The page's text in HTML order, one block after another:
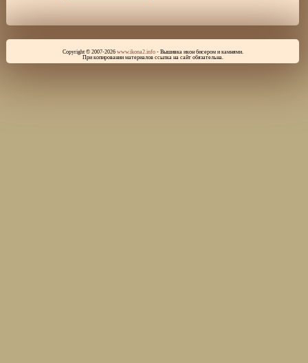
Copyright © 2007-2026 www.ikona2.info- Вышивка икон бисером и камнями.
При копировании материалов ссылка на сайт обязательна.